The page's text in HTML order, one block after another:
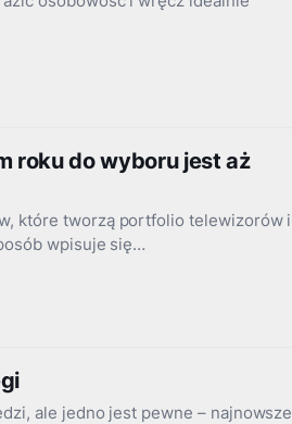
roku do wyboru jest aż
które tworzą portfolio telewizorów i
wpisuje się…
ale jedno jest pewne – najnowsze